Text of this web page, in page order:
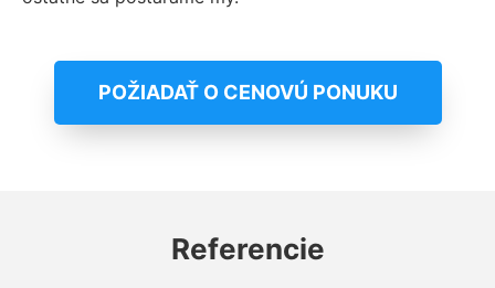
POŽIADAŤ O CENOVÚ PONUKU
Referencie